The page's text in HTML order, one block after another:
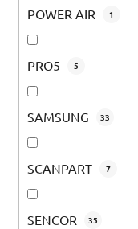
POWER AIR 1
PRO5 5
SAMSUNG 33
SCANPART 7
SENCOR 35